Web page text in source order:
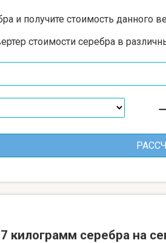
и получите стоимость данного
стоимости серебра в
килограмм серебра на